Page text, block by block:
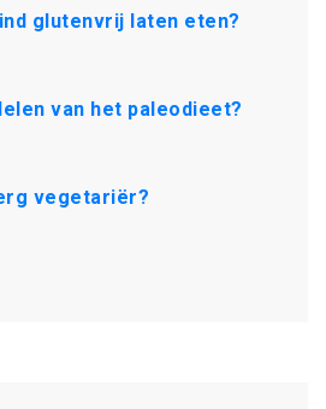
glutenvrij laten eten?
van het paleodieet?
vegetariër?